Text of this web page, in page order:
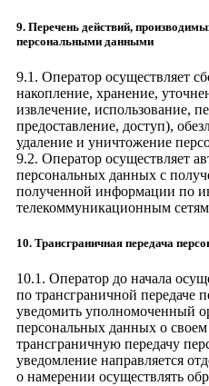
9. Перечень действий,
персональными данными
9.1. Оператор осуществляет
накопление, хранение,
извлечение, использование,
предоставление, доступ),
удаление и уничтожение
9.2. Оператор осуществляет
персональных данных с
полученной информации по
телекоммуникационным сетям
10. Трансграничная передача
10.1. Оператор до начала
по трансграничной передаче
уведомить уполномоченный
персональных данных о
трансграничную передачу
уведомление направляется
о намерении осуществлять